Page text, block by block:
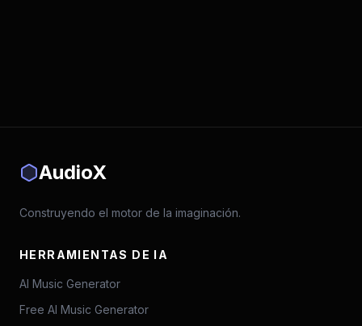
AudioX
Construyendo el motor de la imaginación.
HERRAMIENTAS DE IA
AI Music Generator
Free AI Music Generator